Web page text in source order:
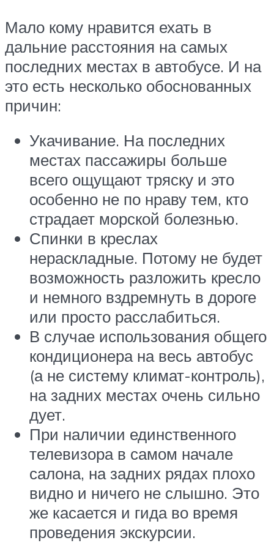
Мало кому нравится ехать в
дальние расстояния на самых
последних местах в автобусе. И на
это есть несколько обоснованных
причин:
Укачивание. На последних
местах пассажиры больше
всего ощущают тряску и это
особенно не по нраву тем, кто
страдает морской болезнью.
Спинки в креслах
нераскладные. Потому не будет
возможность разложить кресло
и немного вздремнуть в дороге
или просто расслабиться.
В случае использования общего
кондиционера на весь автобус
(а не систему климат-контроль),
на задних местах очень сильно
дует.
При наличии единственного
телевизора в самом начале
салона, на задних рядах плохо
видно и ничего не слышно. Это
же касается и гида во время
проведения экскурсии.